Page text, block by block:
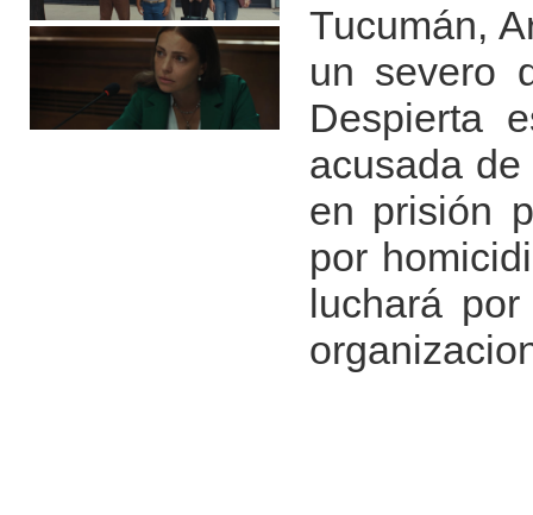
Tucumán,
un severo
Despierta
acusada
en prisión
por
luchará